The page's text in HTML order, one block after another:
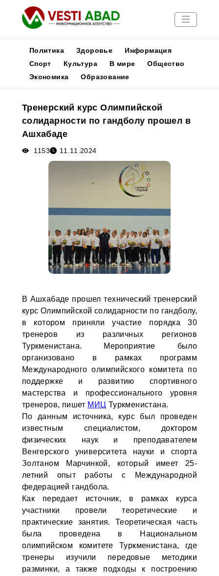
Новости
Медиа
Афиша
Политика Здоровье
Информация
Спорт
Культура В мире
Общество
Экономика
Образование
Тренерский курс Олимпийской
солидарности по гандболу прошел в
Ашхабаде
1153 11.11.2024
В Ашхабаде прошел технический тренерский
курс Олимпийской солидарности по гандболу,
в котором приняли участие порядка 30
тренеров из различных регионов
Туркменистана. Мероприятие было
организовано в рамках программ
Международного олимпийского комитета по
поддержке и развитию спортивного
мастерства и профессионального уровня
тренеров, пишет МИЦ Туркменистана.
По данным источника, курс был проведен
известным специалистом, доктором
физических наук и преподавателем
Венгерского университета науки и спорта
Золтаном Марчинкой, который имеет 25-
летний опыт работы с Международной
федерацией гандбола.
Как передает источник, в рамках курса
участники провели теоретические и
практические занятия. Теоретическая часть
была проведена в Национальном
олимпийском комитете Туркменистана, где
тренеры изучили передовые методики
разминки, а также подходы к построению